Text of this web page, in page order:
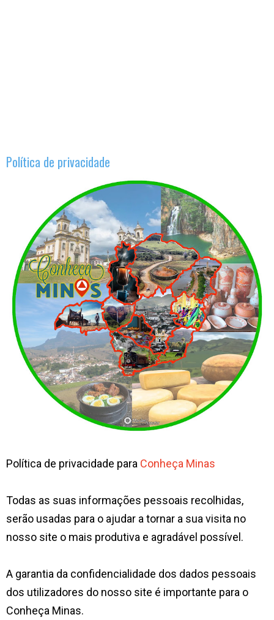
Política de privacidade
Política de privacidade para Conheça Minas
Todas as suas informações pessoais recolhidas,
serão usadas para o ajudar a tornar a sua visita no
nosso site o mais produtiva e agradável possível.
A garantia da confidencialidade dos dados pessoais
dos utilizadores do nosso site é importante para o
Conheça Minas.